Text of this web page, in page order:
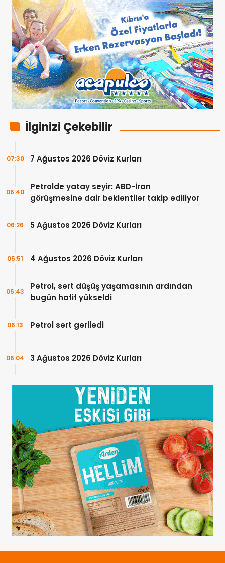
İlginizi Çekebilir
7 Ağustos 2026 Döviz Kurları
07:30
Petrolde yatay seyir: ABD-İran
görüşmesine dair beklentiler takip ediliyor
06:40
5 Ağustos 2026 Döviz Kurları
06:26
4 Ağustos 2026 Döviz Kurları
05:51
Petrol, sert düşüş yaşamasının ardından
bugün hafif yükseldi
05:43
Petrol sert geriledi
06:13
3 Ağustos 2026 Döviz Kurları
06:04